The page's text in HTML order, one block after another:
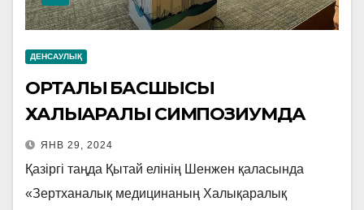
ДЕНСАУЛЫҚ
ОРТАЛЫҚ БАСШЫСЫ
ХАЛЫҚАРАЛЫҚ СИМПОЗИУМДА
ЯНВ 29, 2024
Қазіргі таңда Қытай елінің Шенжен қаласында
«Зертханалық медицинаның Халықаралық